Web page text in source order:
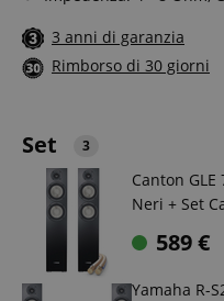
3 anni di garanzia
Rimborso di 30 giorni
Set 3
Canton
Neri + Set
589€
Yamaha R-